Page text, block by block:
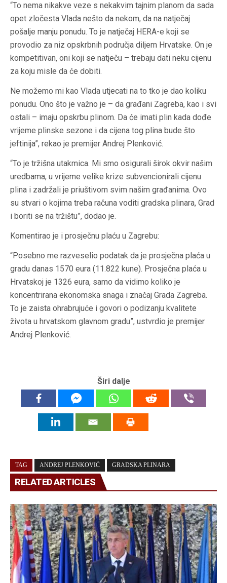
“To nema nikakve veze s nekakvim tajnim planom da sada
opet zločesta Vlada nešto da nekom, da na natječaj
pošalje manju ponudu. To je natječaj HERA-e koji se
provodio za niz opskrbnih područja diljem Hrvatske. On je
kompetitivan, oni koji se natječu – trebaju dati neku cijenu
za koju misle da će dobiti.
Ne možemo mi kao Vlada utjecati na to tko je dao koliku
ponudu. Ono što je važno je – da građani Zagreba, kao i svi
ostali – imaju opskrbu plinom. Da će imati plin kada dođe
vrijeme plinske sezone i da cijena tog plina bude što
jeftinija”, rekao je premijer Andrej Plenković.
“To je tržišna utakmica. Mi smo osigurali širok okvir našim
uredbama, u vrijeme velike krize subvencionirali cijenu
plina i zadržali je priuštivom svim našim građanima. Ovo
su stvari o kojima treba računa voditi gradska plinara, Grad
i boriti se na tržištu”, dodao je.
Komentirao je i prosječnu plaću u Zagrebu:
“Posebno me razveselio podatak da je prosječna plaća u
gradu danas 1570 eura (11.822 kune). Prosječna plaća u
Hrvatskoj je 1326 eura, samo da vidimo koliko je
koncentrirana ekonomska snaga i značaj Grada Zagreba.
To je zaista ohrabrujuće i govori o podizanju kvalitete
života u hrvatskom glavnom gradu”, ustvrdio je premijer
Andrej Plenković.
Širi dalje
TAG ANDREJ PLENKOVIĆ GRADSKA PLINARA
RELATED ARTICLES